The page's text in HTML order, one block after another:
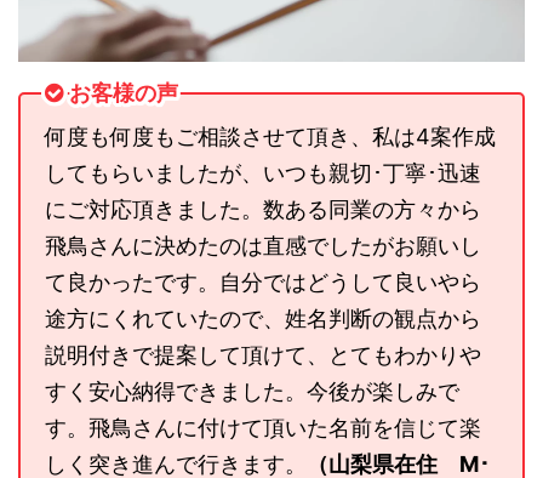
お客様の声
何度も何度もご相談させて頂き、私は4案作成
してもらいましたが、いつも親切･丁寧･迅速
にご対応頂きました。数ある同業の方々から
飛鳥さんに決めたのは直感でしたがお願いし
て良かったです。自分ではどうして良いやら
途方にくれていたので、姓名判断の観点から
説明付きで提案して頂けて、とてもわかりや
すく安心納得できました。今後が楽しみで
す。飛鳥さんに付けて頂いた名前を信じて楽
しく突き進んで行きます。
（山梨県在住 M･